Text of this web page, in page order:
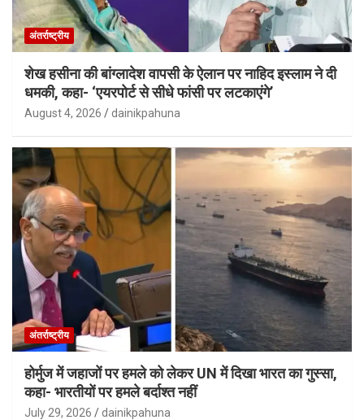
अंतर्राष्ट्रीय
शेख हसीना की बांग्लादेश वापसी के ऐलान पर नाहिद इस्लाम ने दी
धमकी, कहा- ‘एयरपोर्ट से सीधे फांसी पर लटकाएंगे’
August 4, 2026 dainikpahuna
अंतर्राष्ट्रीय
होर्मुज में जहाजों पर हमले को लेकर UN में दिखा भारत का गुस्सा,
कहा- भारतीयों पर हमले बर्दाश्त नहीं
July 29, 2026 dainikpahuna